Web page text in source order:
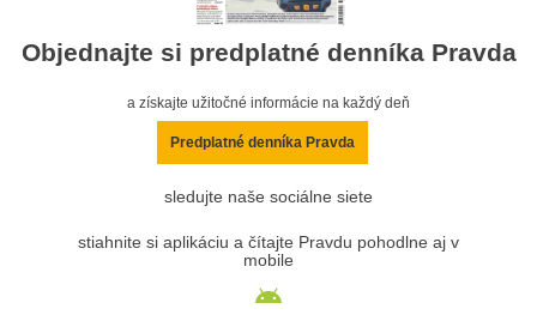
Objednajte si predplatné denníka Pravda
a získajte užitočné informácie na každý deň
Predplatné denníka Pravda
sledujte naše sociálne siete
stiahnite si aplikáciu a čítajte Pravdu pohodlne aj v
mobile